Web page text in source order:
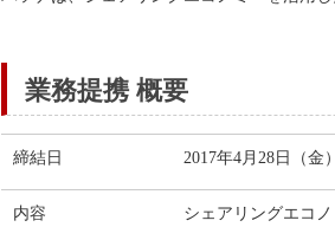
業務提携 概要
締結日 2017年4月28日（金）
内容
シェアリングエコ